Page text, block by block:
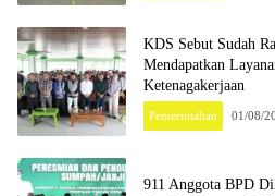
KDS Sebut Sudah
Mendapatkan
Ketenagakerjaan
Pemerintahan 01/08/
911 Anggota BPD